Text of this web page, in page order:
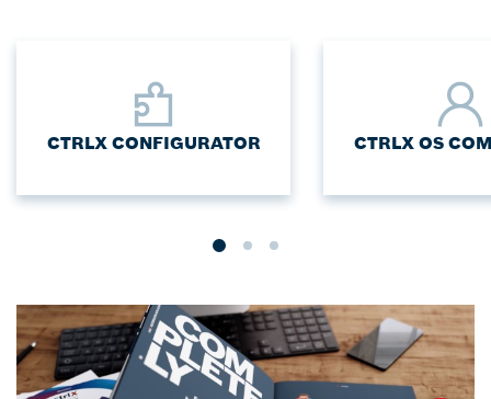
CTRLX CONFIGURATOR CTRLX OS